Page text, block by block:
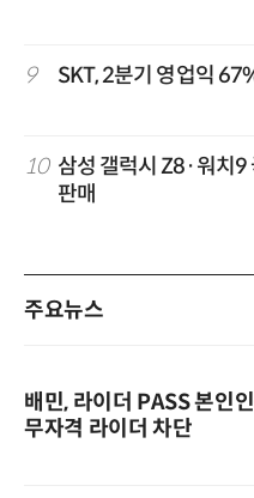
9 SKT, 2분기 영업익
10 삼성 갤럭시 Z8·워치
판매
주요뉴스
배민, 라이더 PASS 본인
무자격 라이더 차단